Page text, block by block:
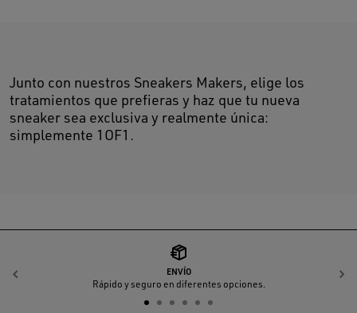
Junto con nuestros Sneakers Makers, elige los
tratamientos que prefieras y haz que tu nueva
sneaker sea exclusiva y realmente única:
simplemente 1OF1.
ENVÍO
Rápido y seguro en diferentes opciones.
Anterior